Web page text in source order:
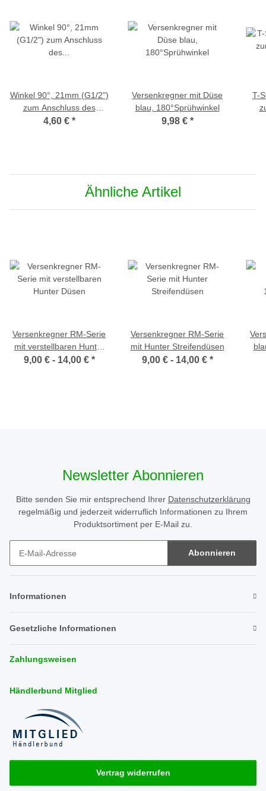
Winkel 90°, 21mm (G1/2")
zum Anschluss des
Versenkregners
4,60 € *
Versenkregner mit Düse
blau, 180°Sprühwinkel
9,98 € *
T-
Ähnliche Artikel
Versenkregner RM-Serie
mit verstellbaren Hunter
Düsen
9,00 € - 14,00 € *
Versenkregner RM-Serie
mit Hunter Streifendüsen
9,00 € - 14,00 € *
Newsletter Abonnieren
Bitte senden Sie mir entsprechend Ihrer Datenschutzerklärung
regelmäßig und jederzeit widerruflich Informationen zu Ihrem
Produktsortiment per E-Mail zu.
Abonnieren
Informationen
Gesetzliche Informationen
Zahlungsweisen
Händlerbund Mitglied
Vertrag widerrufen